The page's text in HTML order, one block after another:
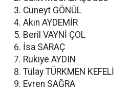
Cüneyt GÖNÜL
Akın AYDEMİR
Beril VAYNİ ÇOL
İsa SARAÇ
Rukiye AYDIN
Tülay TÜRKMEN KEFELİ
Evren SAĞRA